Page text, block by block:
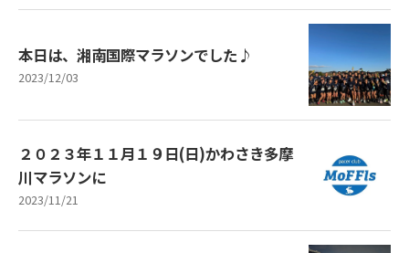
本日は、湘南国際マラソンでした♪
2023/12/03
２０２３年１１月１９日(日)かわさき多摩
川マラソンに
2023/11/21